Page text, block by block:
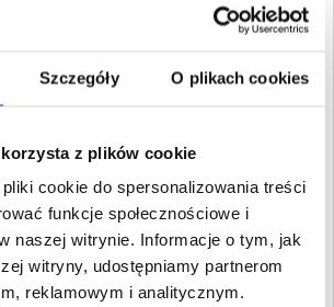
Szczegóły O plikach cookies
z plików cookie
cookie do spersonalizowania treści
funkcje społecznościowe i
naszej witrynie. Informacje o tym, jak
witryny, udostępniamy partnerom
reklamowym i analitycznym.
Stalowa wola
Siedziba:
Stalowa wola
NIP:
8652566022
1. Gospodarcze
Wartość:4 245,57 PLN
Data wymagalności:11 lipca
2018